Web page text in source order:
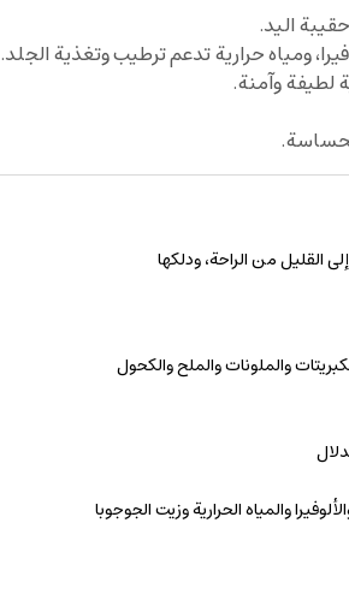
ومياه حرارية تدعم ترطيب وتغذية الجلد.
القليل من الراحة، ودلكها
والملونات والملح والكحول
والمياه الحرارية وزيت الجوجوبا